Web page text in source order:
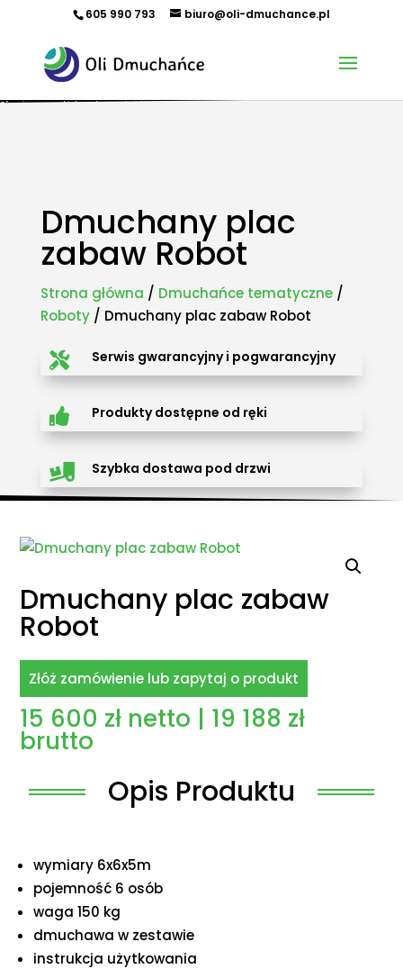
605 990 793 biuro@oli-dmuchance.pl
Oferujemy zamki dmuchane, zjeżdżalnie dmuchane, zjeżdżalnie wodne, dmuchane place zabaw,
Dmuchany plac
zabaw Robot
Strona główna / Dmuchańce tematyczne/
Roboty/ Dmuchany plac zabaw Robot
 Serwis gwarancyjny i pogwarancyjny
 Produkty dostępne od ręki
 Szybka dostawa pod drzwi
Dmuchany plac zabaw
Robot
Złóż zamówienie lub zapytaj o produkt
15 600 zł netto | 19 188 zł
brutto
Opis Produktu
wymiary 6x6x5m
pojemność 6 osób
waga 150 kg
dmuchawa w zestawie
instrukcja użytkowania